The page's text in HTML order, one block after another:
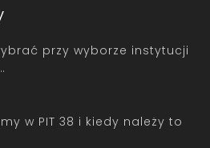
przy wyborze instytucji
w PIT 38 i kiedy należy to